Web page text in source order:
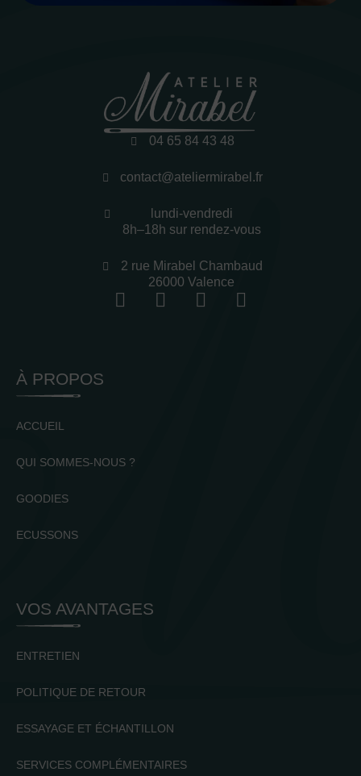
04 65 84 43 48
contact@ateliermirabel.fr
lundi-vendredi
8h–18h sur rendez-vous
2 rue Mirabel Chambaud
26000 Valence
À PROPOS
ACCUEIL
QUI SOMMES-NOUS ?
GOODIES
ECUSSONS
VOS AVANTAGES
ENTRETIEN
POLITIQUE DE RETOUR
ESSAYAGE ET ÉCHANTILLON
SERVICES COMPLÉMENTAIRES